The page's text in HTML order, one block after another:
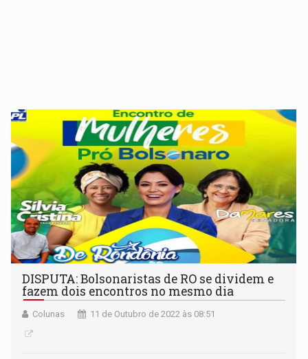
DISPUTA: Bolsonaristas de RO se dividem e
fazem dois encontros no mesmo dia
Colunas 11 de Outubro de 2022 às 08:51